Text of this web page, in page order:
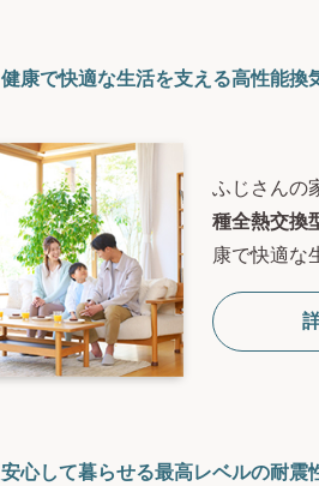
健康で快適な生活を支える高性能換
ふじさんの
種全熱交換
康で快適な
安心して暮らせる最高レベルの耐震